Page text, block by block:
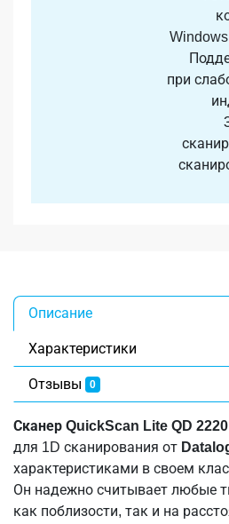
при
Описание
Характеристики
Отзывы 0
Сканер QuickScan Lite QD 2220
для 1D сканирования от
характеристиками в своем
Он надежно считывает любые
как поблизости, так и на